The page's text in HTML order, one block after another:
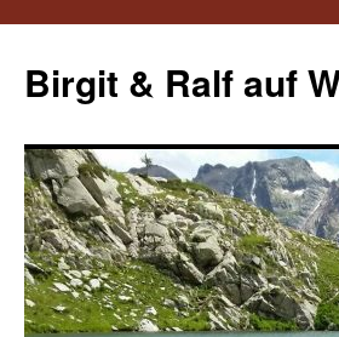
contenu
Birgit & Ralf auf